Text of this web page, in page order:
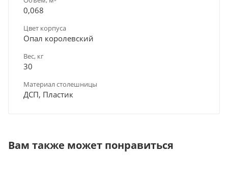
0,068
Цвет корпуса
Опал королевский
Вес, кг
30
Материал столешницы
ДСП, Пластик
Вам также может понравиться